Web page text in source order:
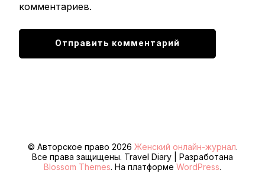
комментариев.
© Авторское право 2026 Женский онлайн-журнал.
Все права защищены. Travel Diary | Разработана
Blossom Themes. На платформе WordPress.